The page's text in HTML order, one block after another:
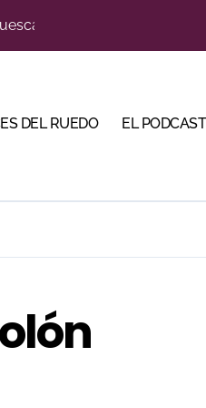
un euro
Ventas
años después (Imágenes)
Puerto de Santa María esta
DEL RUEDO EL